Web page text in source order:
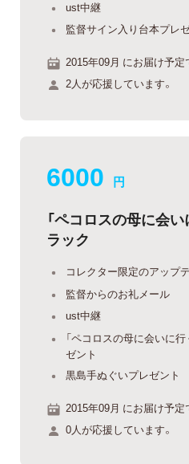
ust中継
監督サイン入り台本プレ
2015年09月 にお届け予定
2人が応援しています。
6000 円
「ペコロスの母に会
ラック
コレクター限定のアップ
監督からのお礼メール
ust中継
「ペコロスの母に会いに
ゼント
黒島手ぬぐいプレゼント
2015年09月 にお届け予定
0人が応援しています。